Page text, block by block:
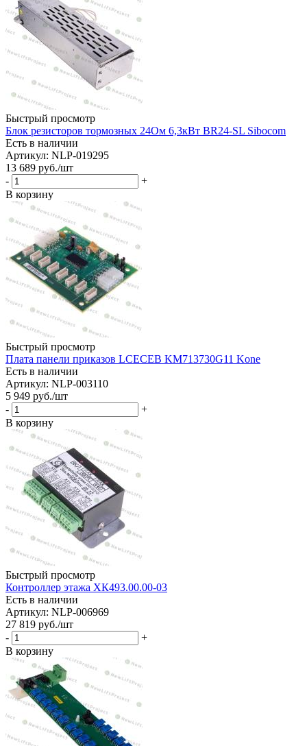
Быстрый просмотр
Блок резисторов тормозных 24Ом 6,3кВт BR24-SL Sibocom
Есть в наличии
Артикул: NLP-019295
13 689 руб./шт
-
+
В корзину
Быстрый просмотр
Плата панели приказов LCECEB KM713730G11 Kone
Есть в наличии
Артикул: NLP-003110
5 949 руб./шт
-
+
В корзину
Быстрый просмотр
Контроллер этажа ХК493.00.00-03
Есть в наличии
Артикул: NLP-006969
27 819 руб./шт
-
+
В корзину